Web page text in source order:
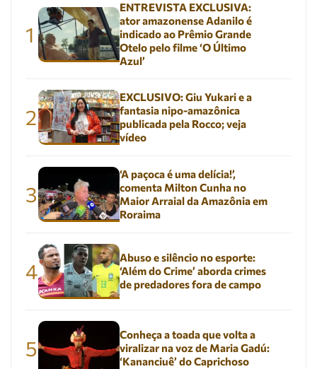
1
ENTREVISTA EXCLUSIVA:
ator amazonense Adanilo é
indicado ao Prêmio Grande
Otelo pelo filme ‘O Último
Azul’
2
EXCLUSIVO: Giu Yukari e a
fantasia nipo-amazônica
publicada pela Rocco; veja
vídeo
3
‘A paçoca é uma delícia!’,
comenta Milton Cunha no
Maior Arraial da Amazônia em
Roraima
4
Abuso e silêncio no esporte:
‘Além do Crime’ aborda crimes
de predadores fora de campo
5
Conheça a toada que volta a
viralizar na voz de Maria Gadú:
‘Kananciuê’ do Caprichoso